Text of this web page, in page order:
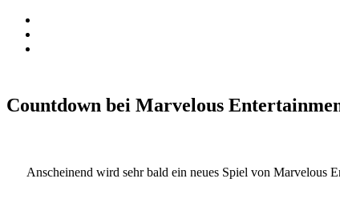
Countdown bei Marvelous
Anscheinend wird sehr bald ein neues Spiel von Marvelous